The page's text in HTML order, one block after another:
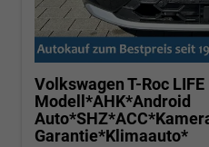
Volkswagen T-Roc
Modell*AHK*Android
Garantie*Klimaauto*